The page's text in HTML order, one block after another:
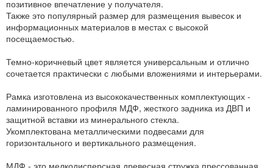
позитивное впечатление у получателя.
Также это популярный размер для размещения вывесок и
информационных материалов в местах с высокой
посещаемостью.
Темно-коричневый цвет является универсальным и отлично
сочетается практически с любыми вложениями и интерьерами.
Рамка изготовлена из высококачественных комплектующих -
ламинированного профиля МДФ, жесткого задника из ДВП и
защитной вставки из минерального стекла.
Укомплектована металлическими подвесами для
горизонтального и вертикального размещения.